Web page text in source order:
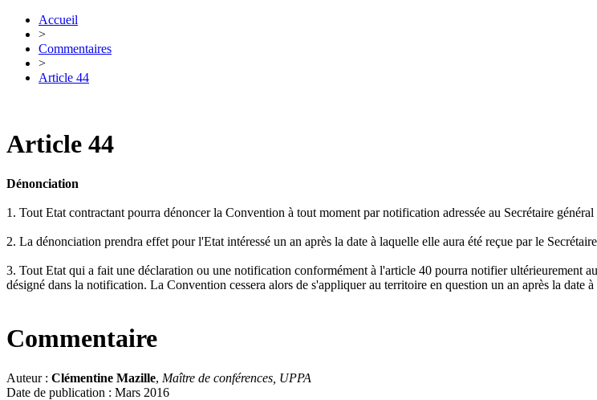
Accueil
>
Commentaires
>
Article 44
Article 44
Dénonciation
1. Tout Etat contractant pourra dénoncer la Convention à tout moment par notification adressée au Secrétaire
2. La dénonciation prendra effet pour l'Etat intéressé un an après la date à laquelle elle aura été reçue par le
3. Tout Etat qui a fait une déclaration ou une notification conformément à l'article 40 pourra notifier ultérieurement
désigné dans la notification. La Convention cessera alors de s'appliquer au territoire en question un an après la date
Commentaire
Auteur : Clémentine Mazille, Maître de conférences, UPPA
Date de publication : Mars 2016